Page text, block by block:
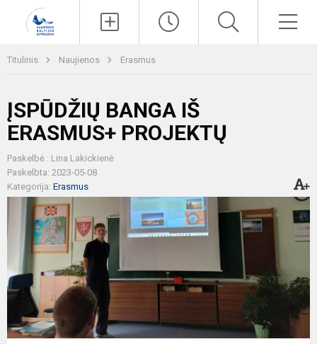
Titulinis Naujienos Erasmus
ĮSPŪDŽIŲ BANGA IŠ
ERASMUS+ PROJEKTŲ
Paskelbė : Lina Lakickienė
Paskelbta: 2023-05-08
Kategorija: Erasmus